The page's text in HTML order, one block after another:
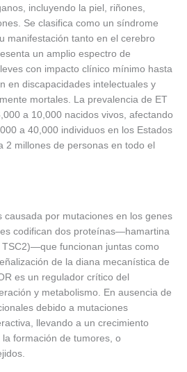
incluyendo la piel, riñones,
Se clasifica como un síndrome
manifestación tanto en el cerebro
un amplio espectro de
con impacto clínico mínimo hasta
en discapacidades intelectuales y
mortales. La prevalencia de ET
a 10,000 nacidos vivos, afectando
a 40,000 individuos en los Estados
2 millones de personas en todo el
causada por mutaciones en los genes
codifican dos proteínas—hamartina
funcionan juntas como
de la diana mecanística de
es un regulador crítico del
y metabolismo. En ausencia de
debido a mutaciones
llevando a un crecimiento
formación de tumores, o